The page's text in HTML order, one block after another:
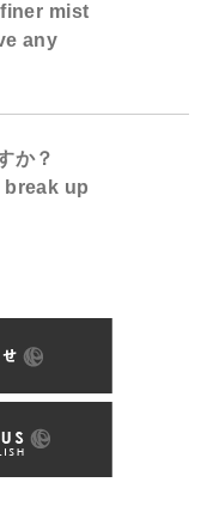
mist
any
か？
up